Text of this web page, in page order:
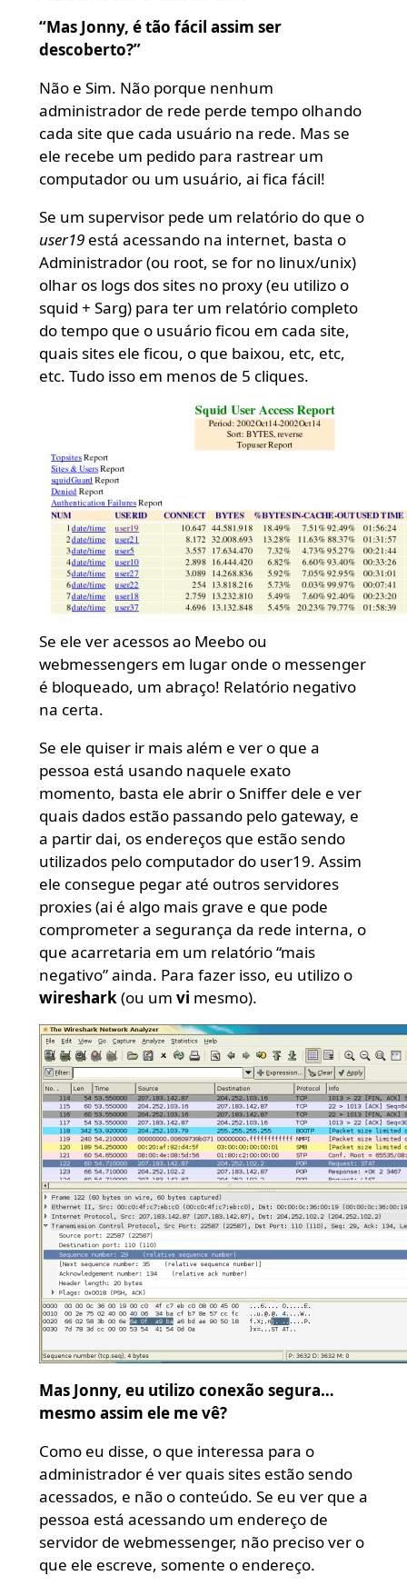
“Mas Jonny, é tão fácil assim ser
descoberto?”
Não e Sim. Não porque nenhum
administrador de rede perde tempo olhando
cada site que cada usuário na rede. Mas se
ele recebe um pedido para rastrear um
computador ou um usuário, ai fica fácil!
Se um supervisor pede um relatório do que o
user19está acessando na internet, basta o
Administrador (ou root, se for no linux/unix)
olhar os logs dos sites no proxy (eu utilizo o
squid + Sarg) para ter um relatório completo
do tempo que o usuário ficou em cada site,
quais sites ele ficou, o que baixou, etc, etc,
etc. Tudo isso em menos de 5 cliques.
Se ele ver acessos ao Meebo ou
webmessengers em lugar onde o messenger
é bloqueado, um abraço! Relatório negativo
na certa.
Se ele quiser ir mais além e ver o que a
pessoa está usando naquele exato
momento, basta ele abrir o Sniffer dele e ver
quais dados estão passando pelo gateway, e
a partir dai, os endereços que estão sendo
utilizados pelo computador do user19. Assim
ele consegue pegar até outros servidores
proxies (ai é algo mais grave e que pode
comprometer a segurança da rede interna, o
que acarretaria em um relatório “mais
negativo” ainda. Para fazer isso, eu utilizo o
wireshark(ou um vi mesmo).
Mas Jonny, eu utilizo conexão segura…
mesmo assim ele me vê?
Como eu disse, o que interessa para o
administrador é ver quais sites estão sendo
acessados, e não o conteúdo. Se eu ver que a
pessoa está acessando um endereço de
servidor de webmessenger, não preciso ver o
que ele escreve, somente o endereço.